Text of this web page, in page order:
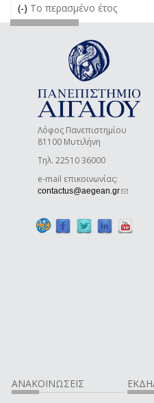
(-) Remove Το περασμένο
Το περασμένο έτος
Λόφος Πανεπιστημίου
81100 Μυτιλήνη
Τηλ. 22510 36000
e-mail επικοινωνίας:
contactus@aegean.gr(link
ΑΝΑΚΟΙΝΩΣΕΙΣ